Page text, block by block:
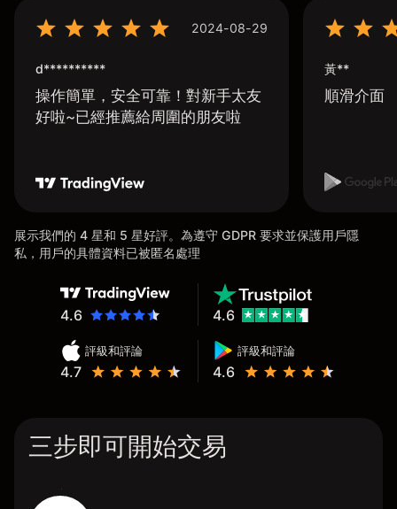
2024-08-29
d**********
操作簡單，安全可靠！對新手太友
好啦~已經推薦給周圍的朋友啦
黃**
順滑介面
展示我們的 4 星和 5 星好評。為遵守 GDPR 要求並保護用戶隱
私，用戶的具體資料已被匿名處理
4.6
評級和評論
4.7
評級和評論
4.6
4.6
三步即可開始交易